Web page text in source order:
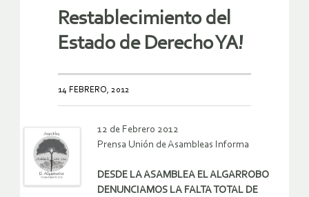
Restablecimiento del
Estado de Derecho YA!
14 FEBRERO, 2012
12 de Febrero 2012
Prensa Unión de Asambleas Informa
DESDE LA ASAMBLEA EL ALGARROBO
DENUNCIAMOS LA FALTA TOTAL DE